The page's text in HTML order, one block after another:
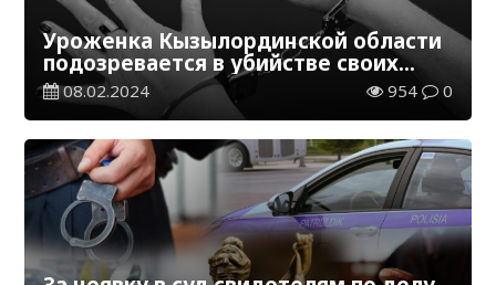
Уроженка Кызылординской области
подозревается в убийстве своих
детей
08.02.2024 954 0